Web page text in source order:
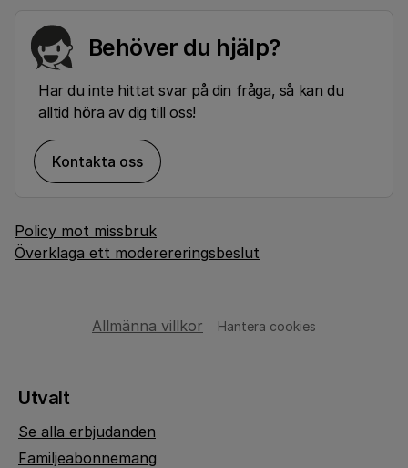
Behöver du hjälp?
Har du inte hittat svar på din fråga, så kan du
alltid höra av dig till oss!
Kontakta oss
Policy mot missbruk
Överklaga ett moderereringsbeslut
Allmänna villkor Hantera cookies
Utvalt
Se alla erbjudanden
Familjeabonnemang